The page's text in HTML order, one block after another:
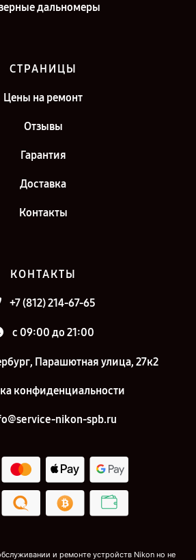
дальномеры
СТРАНИЦЫ
Цены на ремонт
Отзывы
Гарантия
Доставка
Контакты
КОНТАКТЫ
+7 (812) 214-67-65
c 09:00 до 21:00
Парашютная улица, 27к2
конфиденциальности
nikon-spb.ru
и ремонте устройств Nikon но не